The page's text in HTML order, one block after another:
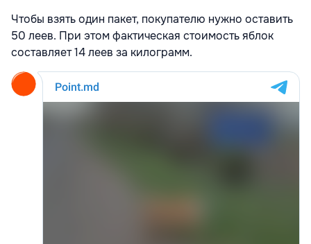
Чтобы взять один пакет, покупателю нужно оставить
50 леев. При этом фактическая стоимость яблок
составляет 14 леев за килограмм.